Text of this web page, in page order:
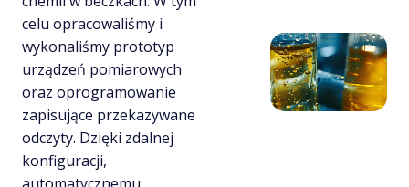
celu opracowaliśmy i
wykonaliśmy prototyp
urządzeń pomiarowych
oraz oprogramowanie
zapisujące przekazywane
odczyty. Dzięki zdalnej
konfiguracji,